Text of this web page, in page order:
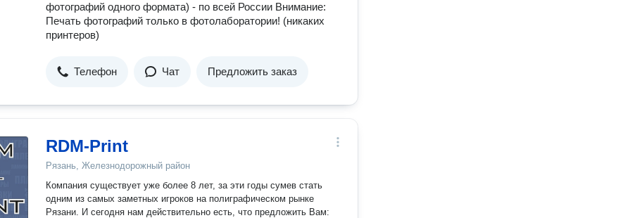
фотографий одного формата) - по всей России Внимание:
Печать фотографий только в фотолаборатории! (никаких
принтеров)
Телефон Чат Предложить заказ
RDM-Print
Рязань, Железнодорожный район
Компания существует уже более 8 лет, за эти годы сумев стать
одним из самых заметных игроков на полиграфическом рынке
Рязани. И сегодня нам действительно есть, что предложить Вам: